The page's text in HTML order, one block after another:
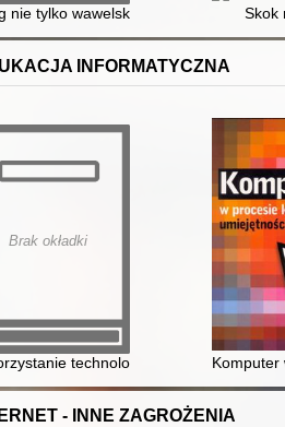
nie tylko wawelski : scenariusz zajęćSkok
INFORMATYCZNA
po e-nauczaniu, opis
Brak okładki
technologii informacyjno-Komputer
- INNE ZAGROŻENIA